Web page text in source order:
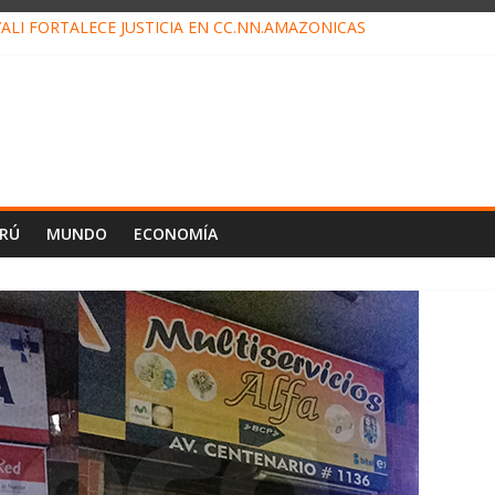
FORTALECE JUSTICIA EN CC.NN.AMAZÓNICAS
MUNDO ECONOMÍA